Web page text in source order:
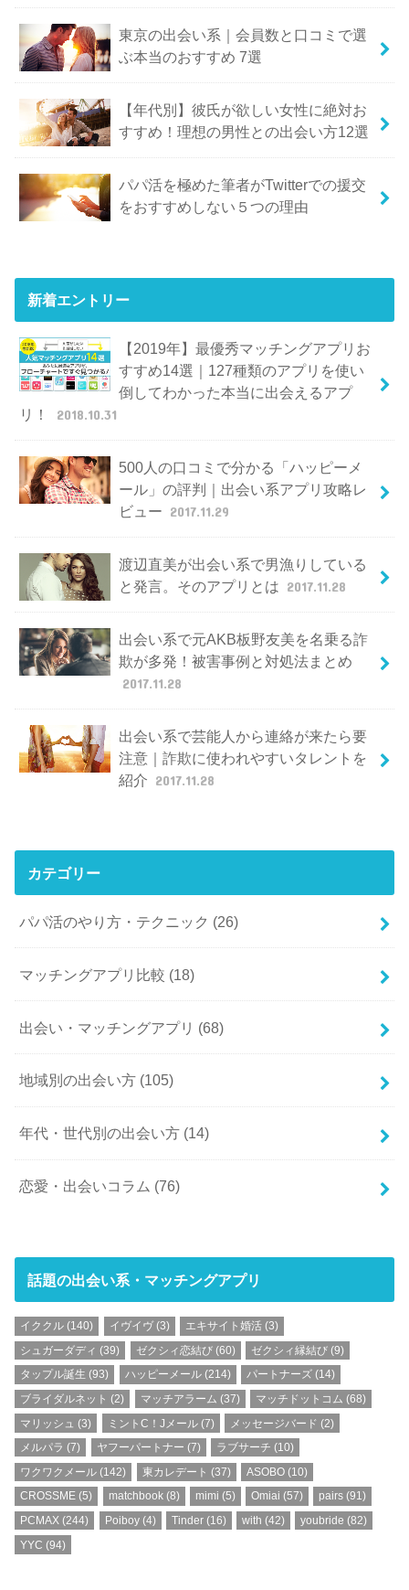
東京の出会い系｜会員数と口コミで選
ぶ本当のおすすめ 7選
【年代別】彼氏が欲しい女性に絶対お
すすめ！理想の男性との出会い方12選
パパ活を極めた筆者がTwitterでの援交
をおすすめしない５つの理由
新着エントリー
【2019年】最優秀マッチングアプリお
すすめ14選｜127種類のアプリを使い
倒してわかった本当に出会えるアプ
リ！
2018.10.31
500人の口コミで分かる「ハッピーメ
ール」の評判｜出会い系アプリ攻略レ
ビュー 2017.11.29
渡辺直美が出会い系で男漁りしている
と発言。そのアプリとは 2017.11.28
出会い系で元AKB板野友美を名乗る詐
欺が多発！被害事例と対処法まとめ
2017.11.28
出会い系で芸能人から連絡が来たら要
注意｜詐欺に使われやすいタレントを
紹介 2017.11.28
カテゴリー
パパ活のやり方・テクニック (26)
マッチングアプリ比較 (18)
出会い・マッチングアプリ (68)
地域別の出会い方 (105)
年代・世代別の出会い方 (14)
恋愛・出会いコラム (76)
話題の出会い系・マッチングアプリ
イククル (140) イヴイヴ(3) エキサイト婚活(3)
シュガーダディ (39) ゼクシィ恋結び(60) ゼクシィ縁結び(9)
タップル誕生 (93) ハッピーメール(214) パートナーズ(14)
ブライダルネット (2) マッチアラーム (37) マッチドットコム (68)
マリッシュ (3) ミントC！Jメール(7) メッセージバード (2)
メルパラ (7) ヤフーパートナー (7) ラブサーチ (10)
ワクワクメール (142) 東カレデート (37) ASOBO(10)
CROSSME (5) matchbook(8) mimi (5) Omiai (57) pairs (91)
PCMAX (244) Poiboy(4) Tinder(16) with (42) youbride (82)
YYC (94)